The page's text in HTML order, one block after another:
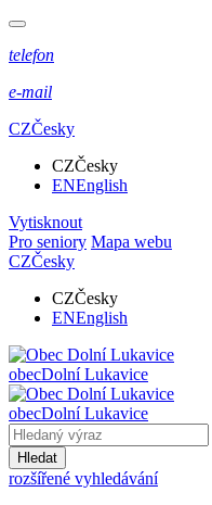
telefon
e-mail
CZČesky
CZČesky
ENEnglish
Vytisknout
Pro seniory Mapa webu
CZČesky
CZČesky
ENEnglish
obecDolní Lukavice
obecDolní Lukavice
Hledat
rozšířené vyhledávání